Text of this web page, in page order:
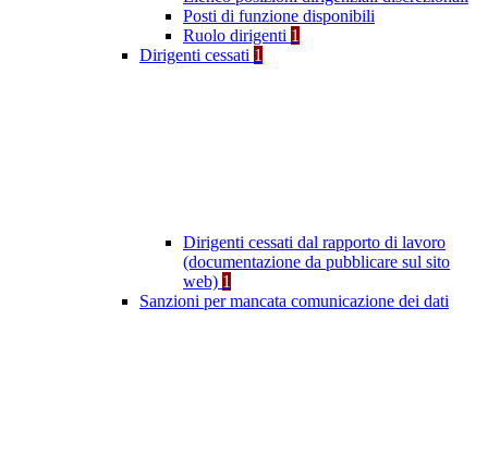
Posti di funzione disponibili
Ruolo dirigenti 1
Dirigenti cessati 1
Dirigenti cessati dal rapporto di lavoro
(documentazione da pubblicare sul sito
web) 1
Sanzioni per mancata comunicazione dei dati